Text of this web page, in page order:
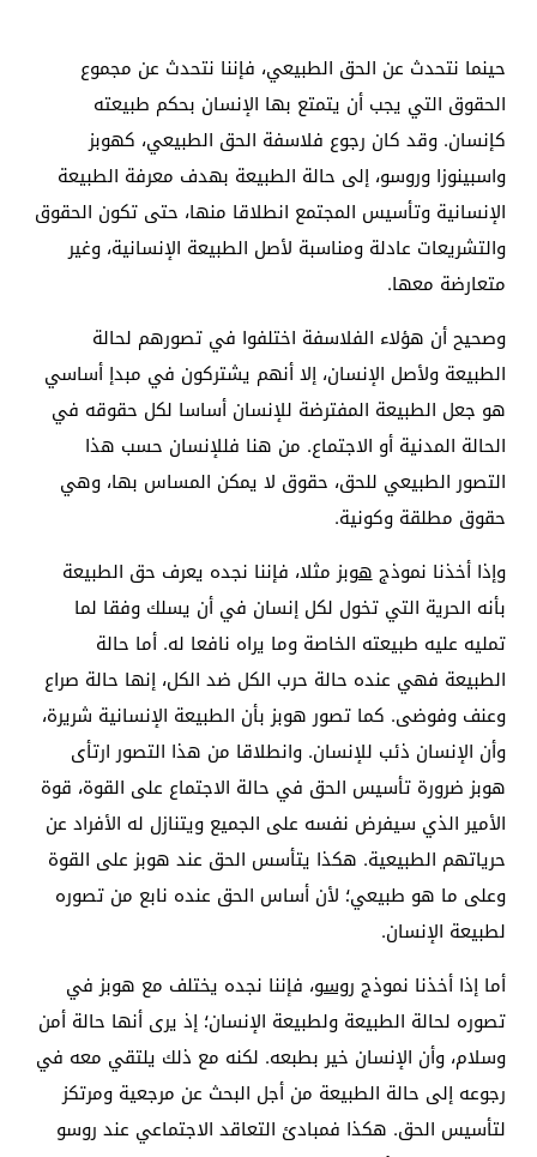
حينما نتحدث عن الحق الطبيعي، فإننا نتحدث عن مجموع
الحقوق التي يجب أن يتمتع بها الإنسان بحكم طبيعته
كإنسان. وقد كان رجوع فلاسفة الحق الطبيعي، كهوبز
واسبينوزا وروسو، إلى حالة الطبيعة بهدف معرفة الطبيعة
الإنسانية وتأسيس المجتمع انطلاقا منها، حتى تكون الحقوق
والتشريعات عادلة ومناسبة لأصل الطبيعة الإنسانية، وغير
متعارضة معها.
وصحيح أن هؤلاء الفلاسفة اختلفوا في تصورهم لحالة
الطبيعة ولأصل الإنسان، إلا أنهم يشتركون في مبدإ أساسي
هو جعل الطبيعة المفترضة للإنسان أساسا لكل حقوقه في
الحالة المدنية أو الاجتماع. من هنا فللإنسان حسب هذا
التصور الطبيعي للحق، حقوق لا يمكن المساس بها، وهي
حقوق مطلقة وكونية.
وإذا أخذنا نموذجهوبزمثلا، فإننا نجده يعرف حق الطبيعة
بأنه الحرية التي تخول لكل إنسان في أن يسلك وفقا لما
تمليه عليه طبيعته الخاصة وما يراه نافعا له. أما حالة
الطبيعة فهي عنده حالة حرب الكل ضد الكل، إنها حالة صراع
وعنف وفوضى. كما تصور هوبز بأن الطبيعة الإنسانية شريرة،
وأن الإنسان ذئب للإنسان. وانطلاقا من هذا التصور ارتأى
هوبز ضرورة تأسيس الحق في حالة الاجتماع على القوة، قوة
الأمير الذي سيفرض نفسه على الجميع ويتنازل له الأفراد عن
حرياتهم الطبيعية. هكذا يتأسس الحق عند هوبز على القوة
وعلى ما هو طبيعي؛ لأن أساس الحق عنده نابع من تصوره
لطبيعة الإنسان.
أما إذا أخذنا نموذج روسو، فإننا نجده يختلف مع هوبز في
تصوره لحالة الطبيعة ولطبيعة الإنسان؛ إذ يرى أنها حالة أمن
وسلام، وأن الإنسان خير بطبعه. لكنه مع ذلك يلتقي معه في
رجوعه إلى حالة الطبيعة من أجل البحث عن مرجعية ومرتكز
لتأسيس الحق. هكذا فمبادئ التعاقد الاجتماعي عند روسو